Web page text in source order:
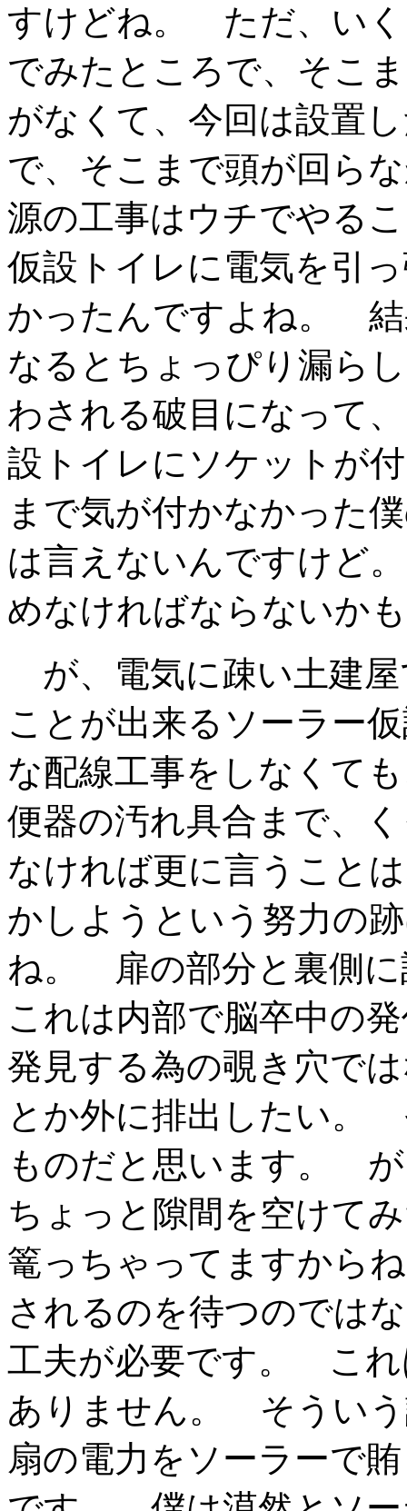
すけどね。 ただ、いく
でみたところで、そこ
がなくて、今回は設置
で、そこまで頭が回ら
源の工事はウチでやる
仮設トイレに電気を引
かったんですよね。 結
なるとちょっぴり漏ら
わされる破目になって
設トイレにソケットが
まで気が付かなかった
は言えないんですけど
めなければならないか
が、電気に疎い土建
ことが出来るソーラー
な配線工事をしなくて
便器の汚れ具合まで、
なければ更に言うこと
かしようという努力の
ね。 扉の部分と裏側
これは内部で脳卒中の
発見する為の覗き穴で
とか外に排出したい。
ものだと思います。
ちょっと隙間を空けて
篭っちゃってますから
されるのを待つのでは
工夫が必要です。 これ
ありません。 そうい
扇の電力をソーラーで